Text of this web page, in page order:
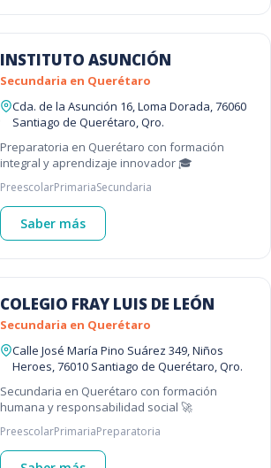
INSTITUTO ASUNCIÓN
Secundaria en Querétaro
Cda. de la Asunción 16, Loma Dorada, 76060
Santiago de Querétaro, Qro.
Preparatoria en Querétaro con formación
integral y aprendizaje innovador 🎓
PreescolarPrimariaSecundaria
Saber más
COLEGIO FRAY LUIS DE LEÓN
Secundaria en Querétaro
Calle José María Pino Suárez 349, Niños
Heroes, 76010 Santiago de Querétaro, Qro.
Secundaria en Querétaro con formación
humana y responsabilidad social 🚀
PreescolarPrimariaPreparatoria